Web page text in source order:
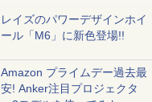
レイズのパワーデザインホイ
ール「M6」に新色登場!!
Amazon プライムデー過去最
安! Anker注目プロジェクタ